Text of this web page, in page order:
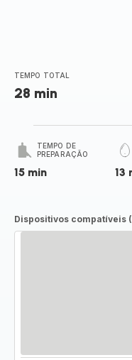
TEMPO TOTAL
28 min
TEMPO DE
PREPARAÇÃO
15 min 13
Dispositivos compatíveis